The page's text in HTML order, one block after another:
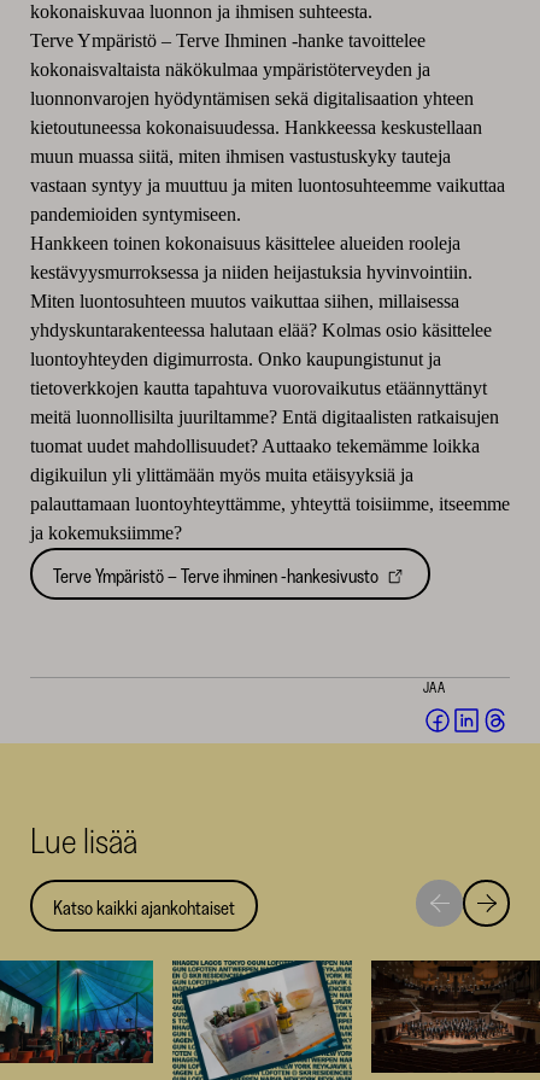
kokonaiskuvaa luonnon ja ihmisen suhteesta.
Terve Ympäristö – Terve Ihminen -hanke tavoittelee
kokonaisvaltaista näkökulmaa ympäristöterveyden ja
luonnonvarojen hyödyntämisen sekä digitalisaation yhteen
kietoutuneessa kokonaisuudessa. Hankkeessa keskustellaan
muun muassa siitä, miten ihmisen vastustuskyky tauteja
vastaan syntyy ja muuttuu ja miten luontosuhteemme vaikuttaa
pandemioiden syntymiseen.
Hankkeen toinen kokonaisuus käsittelee alueiden rooleja
kestävyysmurroksessa ja niiden heijastuksia hyvinvointiin.
Miten luontosuhteen muutos vaikuttaa siihen, millaisessa
yhdyskuntarakenteessa halutaan elää? Kolmas osio käsittelee
luontoyhteyden digimurrosta. Onko kaupungistunut ja
tietoverkkojen kautta tapahtuva vuorovaikutus etäännyttänyt
meitä luonnollisilta juuriltamme? Entä digitaalisten ratkaisujen
tuomat uudet mahdollisuudet? Auttaako tekemämme loikka
digikuilun yli ylittämään myös muita etäisyyksiä ja
palauttamaan luontoyhteyttämme, yhteyttä toisiimme, itseemme
ja kokemuksiimme?
Terve Ympäristö – Terve ihminen -hankesivusto
JAA
Jaa Jaa
Lue lisää
Katso kaikki ajankohtaiset
Siirry
seuraavaan
Siirry